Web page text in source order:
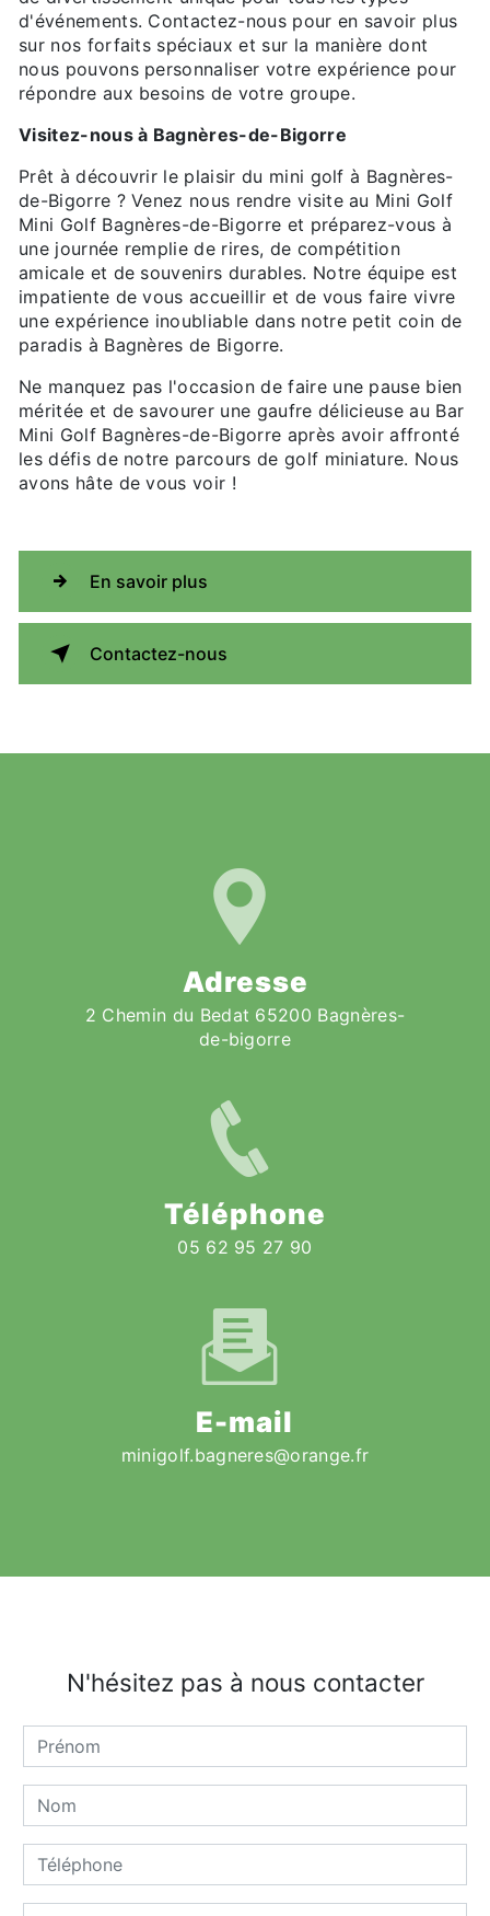
d'événements. Contactez-nous pour en savoir plus
sur nos forfaits spéciaux et sur la manière dont
nous pouvons personnaliser votre expérience pour
répondre aux besoins de votre groupe.
Visitez-nous à Bagnères-de-Bigorre
Prêt à découvrir le plaisir du mini golf à Bagnères-
de-Bigorre ? Venez nous rendre visite au Mini Golf
Mini Golf Bagnères-de-Bigorre et préparez-vous à
une journée remplie de rires, de compétition
amicale et de souvenirs durables. Notre équipe est
impatiente de vous accueillir et de vous faire vivre
une expérience inoubliable dans notre petit coin de
paradis à Bagnères de Bigorre.
Ne manquez pas l'occasion de faire une pause bien
méritée et de savourer une gaufre délicieuse au Bar
Mini Golf Bagnères-de-Bigorre après avoir affronté
les défis de notre parcours de golf miniature. Nous
avons hâte de vous voir !
En savoir plus
Contactez-nous
Adresse
2 Chemin du Bedat 65200 Bagnères-
de-bigorre
Téléphone
05 62 95 27 90
E-mail
minigolf.bagneres@orange.fr
N'hésitez pas à nous contacter